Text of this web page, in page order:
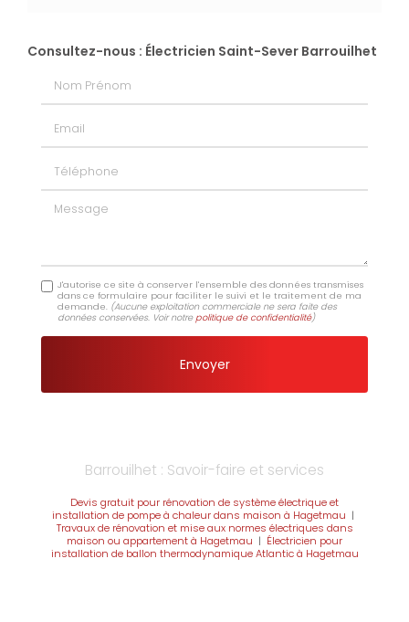
Consultez-nous : Électricien Saint-Sever Barrouilhet
Téléphone
Message
J'autorise ce site à conserver l'ensemble des données transmises
dans ce formulaire pour faciliter le suivi et le traitement de ma
demande. (Aucune exploitation commerciale ne sera faite des
données conservées. Voir notrepolitique de confidentialité)
Barrouilhet : Savoir-faire et services
Devis gratuit pour rénovation de système électrique et
installation de pompe à chaleur dans maison à Hagetmau |
Travaux de rénovation et mise aux normes électriques dans
maison ou appartement à Hagetmau | Électricien pour
installation de ballon thermodynamique Atlantic à Hagetmau